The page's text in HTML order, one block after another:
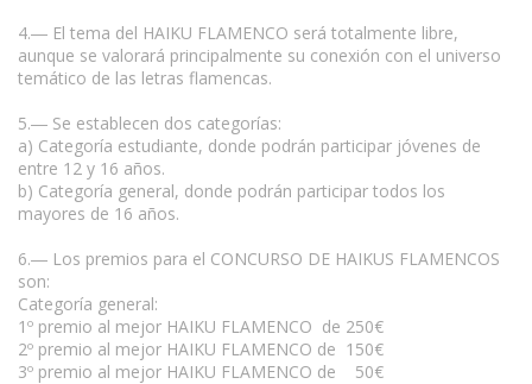
4.― El tema del HAIKU FLAMENCO será totalmente libre,
aunque se valorará principalmente su conexión con el universo
temático de las letras flamencas.
5.― Se establecen dos categorías:
a) Categoría estudiante, donde podrán participar jóvenes de
entre 12 y 16 años.
b) Categoría general, donde podrán participar todos los
mayores de 16 años.
6.― Los premios para el CONCURSO DE HAIKUS FLAMENCOS
son:
Categoría general:
1º premio al mejor HAIKU FLAMENCO de 250€
2º premio al mejor HAIKU FLAMENCO de 150€
3º premio al mejor HAIKU FLAMENCO de 50€